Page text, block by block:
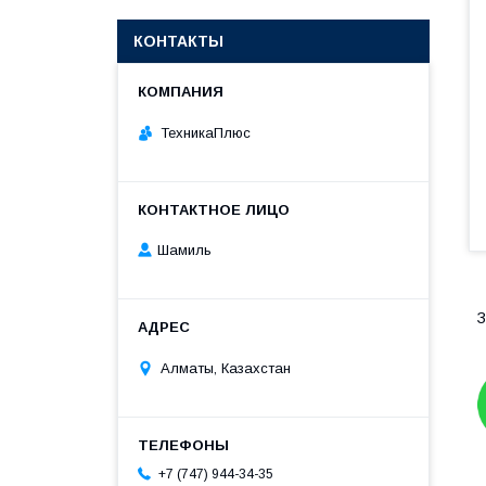
КОНТАКТЫ
ТехникаПлюс
Шамиль
Алматы, Казахстан
+7 (747) 944-34-35